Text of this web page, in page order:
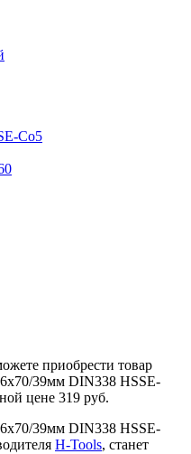
Co5
приобрести товар
39мм DIN338 HSSE-
цене 319 руб.
39мм DIN338 HSSE-
H-Tools, станет